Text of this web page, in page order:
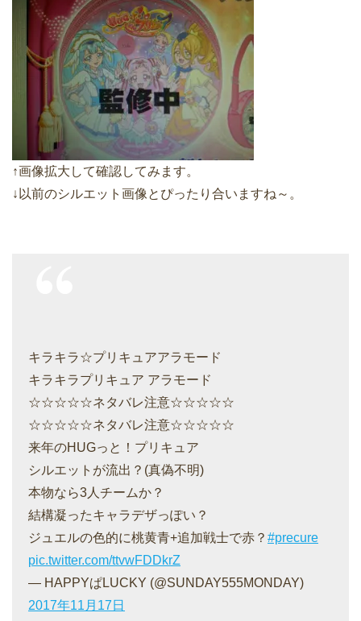
↑画像拡大して確認してみます。
↓以前のシルエット画像とぴったり合いますね～。
キラキラ☆プリキュアアラモード
キラキラプリキュア アラモード
☆☆☆☆☆ネタバレ注意☆☆☆☆☆
☆☆☆☆☆ネタバレ注意☆☆☆☆☆
来年のHUGっと！プリキュア
シルエットが流出？(真偽不明)
本物なら3人チームか？
結構凝ったキャラデザっぽい？
ジュエルの色的に桃黄青+追加戦士で赤？ #precure
pic.twitter.com/ttvwFDDkrZ
— HAPPYぱLUCKY (@SUNDAY555MONDAY)
2017年11月17日